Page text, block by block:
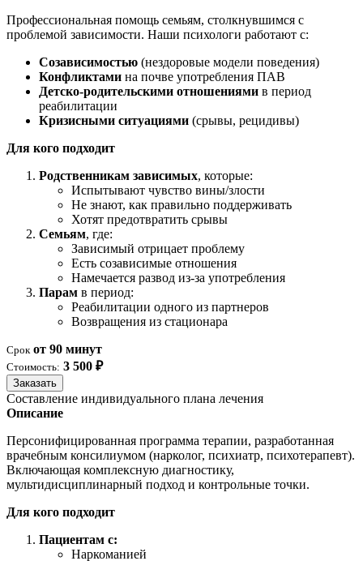
Профессиональная помощь семьям, столкнувшимся с
проблемой зависимости. Наши психологи работают с:
Созависимостью (нездоровые модели поведения)
Конфликтами на почве употребления ПАВ
Детско-родительскими отношениями в период
реабилитации
Кризисными ситуациями (срывы, рецидивы)
Для кого подходит
Родственникам зависимых, которые:
Испытывают чувство вины/злости
Не знают, как правильно поддерживать
Хотят предотвратить срывы
Семьям, где:
Зависимый отрицает проблему
Есть созависимые отношения
Намечается развод из-за употребления
Парам в период:
Реабилитации одного из партнеров
Возвращения из стационара
Срок от 90 минут
Стоимость: 3 500 ₽
Заказать
Составление индивидуального плана лечения
Описание
Персонифицированная программа терапии, разработанная
врачебным консилиумом (нарколог, психиатр, психотерапевт).
Включающая комплексную диагностику,
мультидисциплинарный подход и контрольные точки.
Для кого подходит
Пациентам с:
Наркоманией